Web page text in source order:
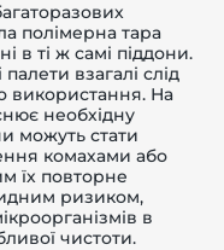
полімерна тара
в ті ж самі піддони.
взагалі слід
використання. На
необхідну
можуть стати
комахами або
їх повторне
ризиком,
в
чистоти.